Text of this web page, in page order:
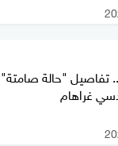
تفاصيل "حالة صامتة"
غراهام